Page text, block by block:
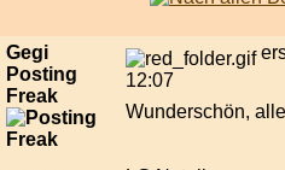
Gegi
Posting
Freak
12:07
Wunderschön,